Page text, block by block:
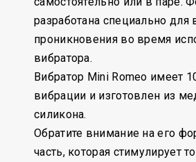
разработана специально
проникновения во время
вибратора.
Вибратор Mini Romeo имеет
вибрации и изготовлен из
силикона.
Обратите внимание на его
часть, которая стимулирует